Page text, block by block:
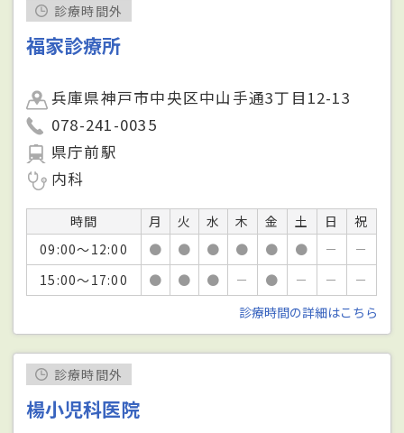
診療時間外
福家診療所
兵庫県神戸市中央区中山手通3丁目12-13
078-241-0035
県庁前駅
内科
時間 月 火 水 木 金 土 日
祝
09:00～12:00
● ● ● ● ● ● －
－
15:00～17:00
● ● ● － ● － －
－
診療時間の詳細はこちら
診療時間外
楊小児科医院